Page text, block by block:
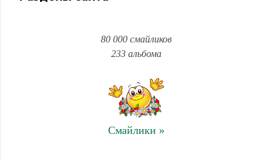
80 000 смайликов
233 альбома
Смайлики »